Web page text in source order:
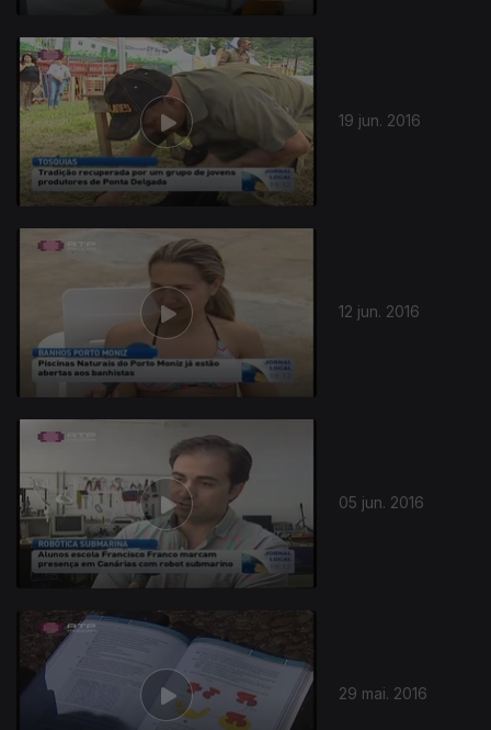
19 jun. 2016
12 jun. 2016
05 jun. 2016
29 mai. 2016